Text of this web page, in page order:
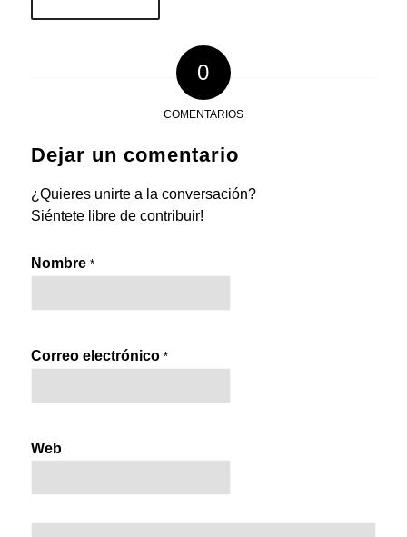
0
COMENTARIOS
Dejar un comentario
¿Quieres unirte a la conversación?
Siéntete libre de contribuir!
Nombre *
Correo electrónico *
Web